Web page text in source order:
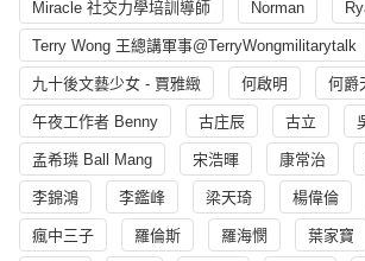
Miracle 社交力學培訓導師 Norman
Terry Wong 王總講軍事@TerryWongmilitarytalk
九十後文藝少女 - 賈雅緻 何啟明 何爵
午夜工作者 Benny 古庄辰 古立
孟希璘 Ball Mang 宋浩暉 康常治
李錦鴻 李鑑峰 梁天琦 楊偉倫
瘋中三子 羅倫斯 羅海憫 葉家寶